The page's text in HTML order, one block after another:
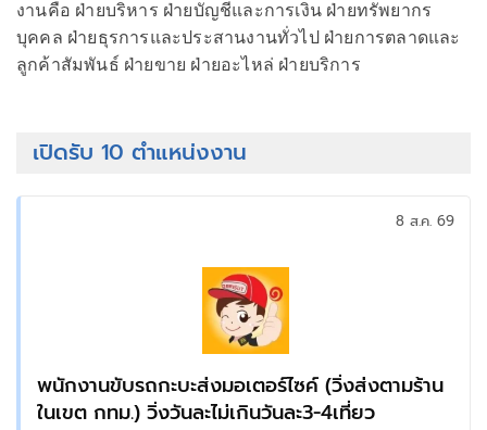
งานคือ ฝ่ายบริหาร ฝ่ายบัญชีและการเงิน ฝ่ายทรัพยากร
บุคคล ฝ่ายธุรการและประสานงานทั่วไป ฝ่ายการตลาดและ
ลูกค้าสัมพันธ์ ฝ่ายขาย ฝ่ายอะไหล่ ฝ่ายบริการ
เปิดรับ 10 ตำแหน่งงาน
พนักงานขับรถกะบะส่งมอเตอร์ไซค์ (วิ่งส่งตามร้าน
ในเขต กทม.) วิ่งวันละไม่เกินวันละ3-4เที่ยว
8 ส.ค. 69